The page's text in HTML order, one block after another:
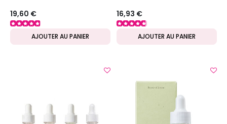
19,60 €
AJOUTER AU PANIER
16,93 €
AJOUTER AU PANIER